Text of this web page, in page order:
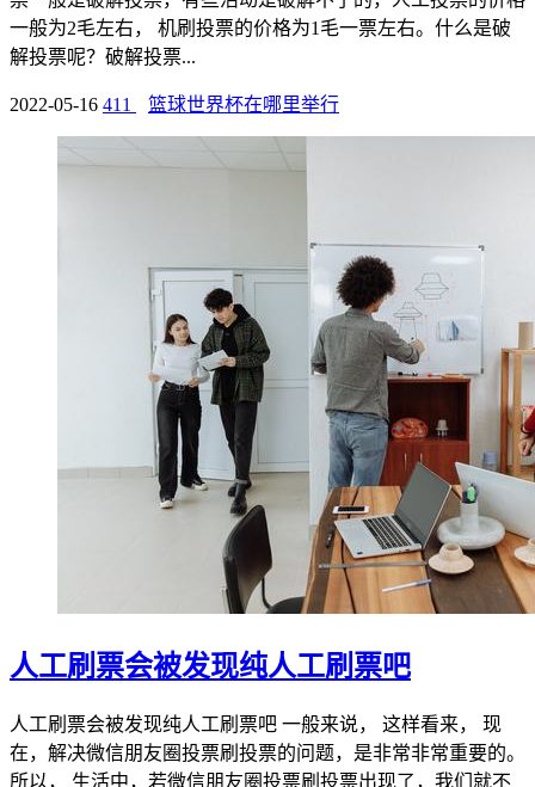
一般为2毛左右， 机刷投票的价格为1毛一票左右。什么是破
解投票呢？破解投票...
2022-05-16 411 篮球世界杯在哪里举行
人工刷票会被发现纯人工刷票吧
人工刷票会被发现纯人工刷票吧 一般来说， 这样看来， 现
在，解决微信朋友圈投票刷投票的问题，是非常非常重要的。
所以， 生活中，若微信朋友圈投票刷投票出现了，我们就不